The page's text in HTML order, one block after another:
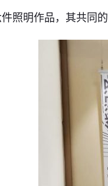
照明作品，其共同